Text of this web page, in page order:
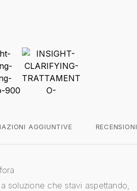
AGGIUNTIVE RECENSIONI
soluzione che stavi aspettando,